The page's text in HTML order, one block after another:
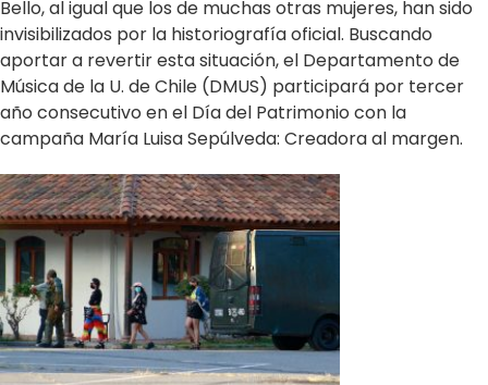
Bello, al igual que los de muchas otras mujeres, han sido
invisibilizados por la historiografía oficial. Buscando
aportar a revertir esta situación, el Departamento de
Música de la U. de Chile (DMUS) participará por tercer
año consecutivo en el Día del Patrimonio con la
campaña María Luisa Sepúlveda: Creadora al margen.